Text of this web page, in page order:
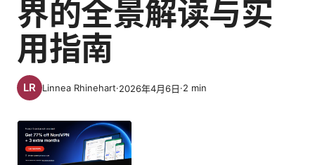
界的全景解读与实
用指南
Linnea Rhinehart·2026年4月6日·2 min